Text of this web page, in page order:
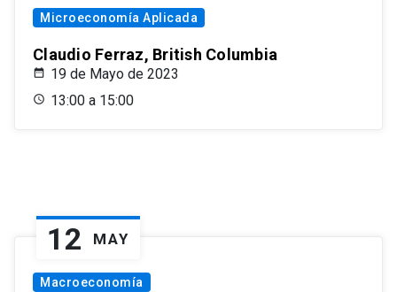
Microeconomía Aplicada
Claudio Ferraz, British Columbia
19 de Mayo de 2023
13:00 a 15:00
12 MAY
Macroeconomía